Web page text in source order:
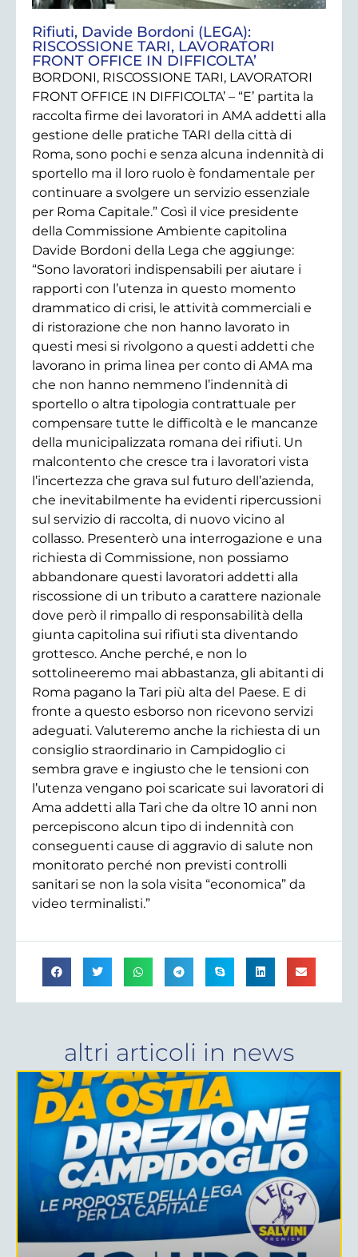
Rifiuti, Davide Bordoni (LEGA):
RISCOSSIONE TARI, LAVORATORI
FRONT OFFICE IN DIFFICOLTA’
BORDONI, RISCOSSIONE TARI, LAVORATORI
FRONT OFFICE IN DIFFICOLTA’ – “E’ partita la
raccolta firme dei lavoratori in AMA addetti alla
gestione delle pratiche TARI della città di
Roma, sono pochi e senza alcuna indennità di
sportello ma il loro ruolo è fondamentale per
continuare a svolgere un servizio essenziale
per Roma Capitale.” Così il vice presidente
della Commissione Ambiente capitolina
Davide Bordoni della Lega che aggiunge:
“Sono lavoratori indispensabili per aiutare i
rapporti con l’utenza in questo momento
drammatico di crisi, le attività commerciali e
di ristorazione che non hanno lavorato in
questi mesi si rivolgono a questi addetti che
lavorano in prima linea per conto di AMA ma
che non hanno nemmeno l’indennità di
sportello o altra tipologia contrattuale per
compensare tutte le difficoltà e le mancanze
della municipalizzata romana dei rifiuti. Un
malcontento che cresce tra i lavoratori vista
l’incertezza che grava sul futuro dell’azienda,
che inevitabilmente ha evidenti ripercussioni
sul servizio di raccolta, di nuovo vicino al
collasso. Presenterò una interrogazione e una
richiesta di Commissione, non possiamo
abbandonare questi lavoratori addetti alla
riscossione di un tributo a carattere nazionale
dove però il rimpallo di responsabilità della
giunta capitolina sui rifiuti sta diventando
grottesco. Anche perché, e non lo
sottolineeremo mai abbastanza, gli abitanti di
Roma pagano la Tari più alta del Paese. E di
fronte a questo esborso non ricevono servizi
adeguati. Valuteremo anche la richiesta di un
consiglio straordinario in Campidoglio ci
sembra grave e ingiusto che le tensioni con
l’utenza vengano poi scaricate sui lavoratori di
Ama addetti alla Tari che da oltre 10 anni non
percepiscono alcun tipo di indennità con
conseguenti cause di aggravio di salute non
monitorato perché non previsti controlli
sanitari se non la sola visita “economica” da
video terminalisti.”
altri articoli in news